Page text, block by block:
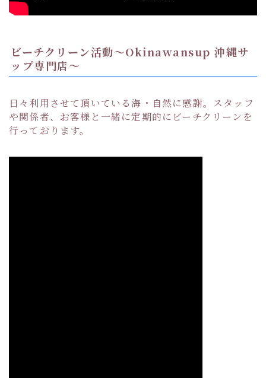
ビーチクリーン活動〜Okinawansup 沖縄サ
ップ専門店〜
日々利用させて頂いている海・自然に感謝。スタッフ
や関係者、お客様と一緒に定期的にビーチクリーンを
行っております。